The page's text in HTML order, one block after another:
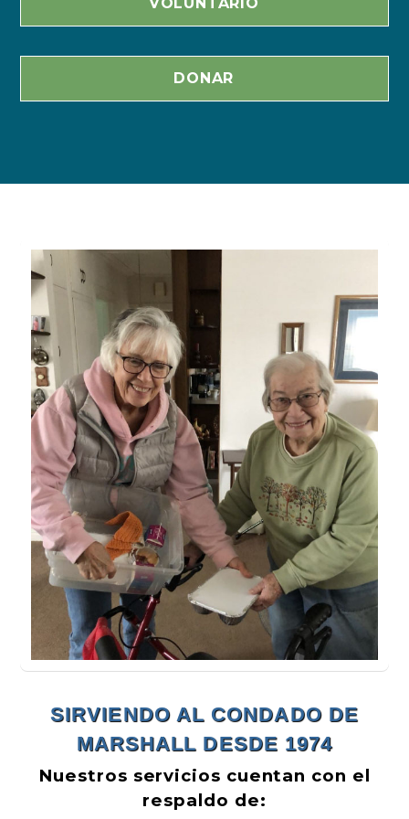
VOLUNTARIO
DONAR
SIRVIENDO AL CONDADODE
MARSHALL DESDE 1974
Nuestros servicios cuentan con el
respaldo de: